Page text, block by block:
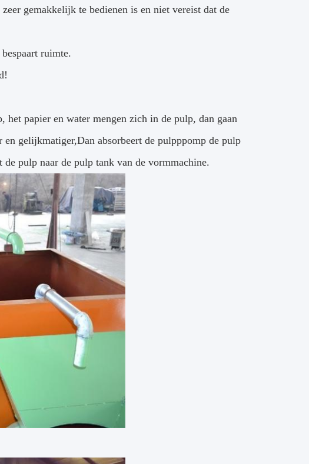
gemakkelijk te bedienen is en niet vereist dat de
ruimte.
het papier en water mengen zich in de pulp, dan gaan
gelijkmatiger,Dan absorbeert de pulpppomp de pulp
pulp naar de pulp tank van de vormmachine.